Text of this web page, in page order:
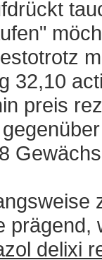
32,10
preis
delixi